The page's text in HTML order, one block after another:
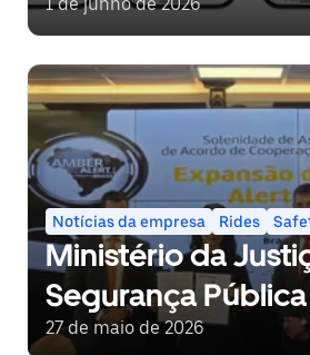
jornada
Notícias da empresa Rides
Ministério da
Segurança
anunciam parceria
27 de maio de 2026